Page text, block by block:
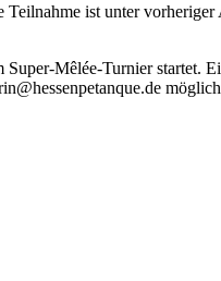
ist unter
Mêlée-Turnier startet.